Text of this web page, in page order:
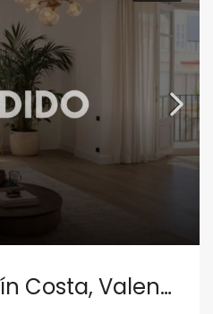
Piso en Joaquín Costa, Valencia.